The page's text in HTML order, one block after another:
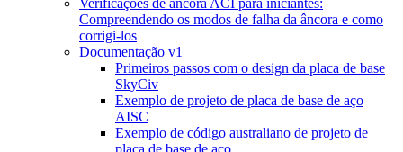
Verificações de âncora ACI para iniciantes:
Compreendendo os modos de falha da âncora e como
corrigi-los
Documentação v1
Primeiros passos com o design da placa de base
SkyCiv
Exemplo de projeto de placa de base de aço
AISC
Exemplo de código australiano de projeto de